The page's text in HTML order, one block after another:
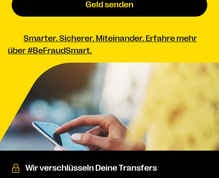
Geld senden
Smarter. Sicherer. Miteinander. Erfahre mehr
über #BeFraudSmart.
Wir verschlüsseln Deine Transfers